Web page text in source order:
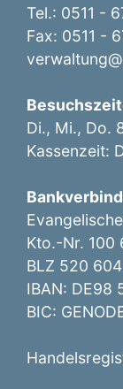
Tel.: 0511 -
Fax: 0511 -
Di., Mi., Do.
Kassenzeit:
Kto.-Nr. 100
BLZ 520
IBAN: DE98
BIC: